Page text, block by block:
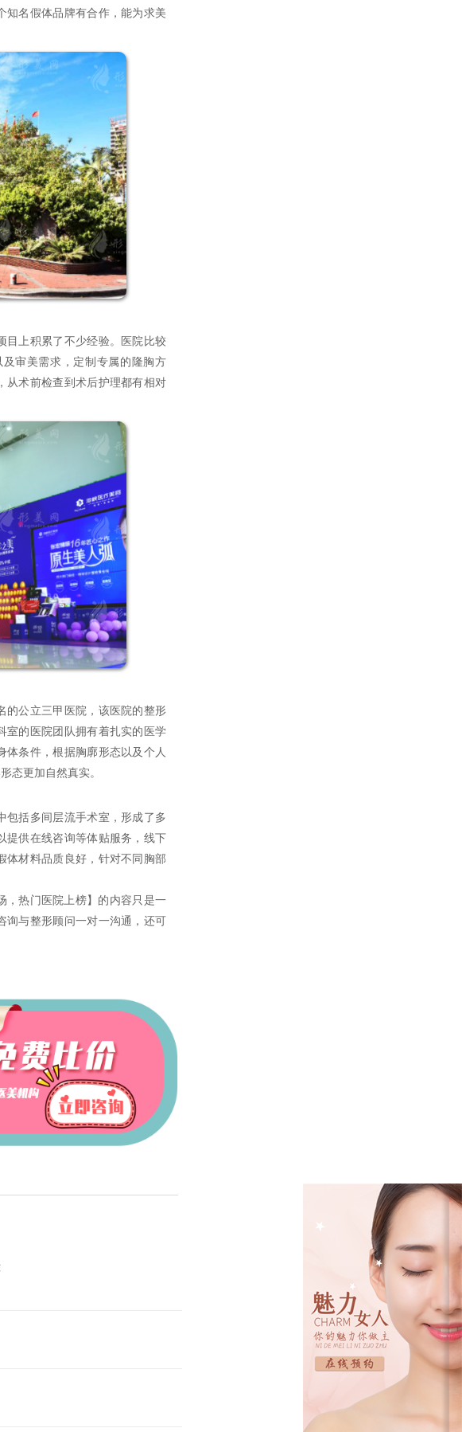
知名假体品牌有合作，能为求美
上积累了不少经验。医院比较
审美需求，定制专属的隆胸方
从术前检查到术后护理都有相对
公立三甲医院，该医院的整形
室的医院团队拥有着扎实的医学
体条件，根据胸廓形态以及个人
态更加自然真实。
括多间层流手术室，形成了多
提供在线咨询等体贴服务，线下
体材料品质良好，针对不同胸部
，热门医院上榜】的内容只是一
询与整形顾问一对一沟通，还可